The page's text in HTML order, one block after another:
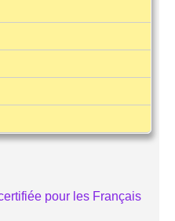
pour les Français